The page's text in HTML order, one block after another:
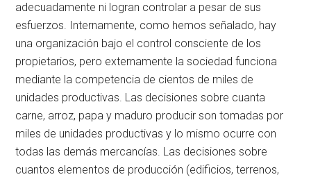
adecuadamente ni logran controlar a pesar de sus
esfuerzos. Internamente, como hemos señalado, hay
una organización bajo el control consciente de los
propietarios, pero externamente la sociedad funciona
mediante la competencia de cientos de miles de
unidades productivas. Las decisiones sobre cuanta
carne, arroz, papa y maduro producir son tomadas por
miles de unidades productivas y lo mismo ocurre con
todas las demás mercancías. Las decisiones sobre
cuantos elementos de producción (edificios, terrenos,